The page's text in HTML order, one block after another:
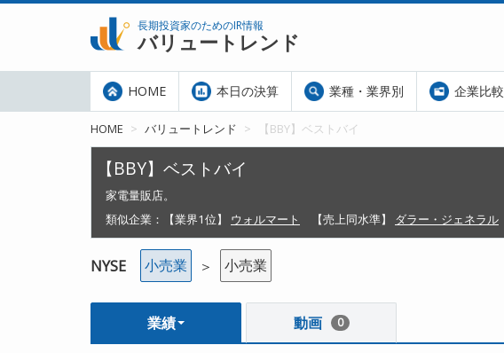
長期投資家のためのIR情報
バリュートレンド
HOME 本日の決算 業種・業界別 企業比較
HOME バリュートレンド 【BBY】ベストバイ
【BBY】ベストバイ
家電量販店。
類似企業：
【業界1位】 ウォルマート 【売上同水準】 ダラー・ジェネラル
NYSE 小売業 ＞ 小売業
業績 動画 0